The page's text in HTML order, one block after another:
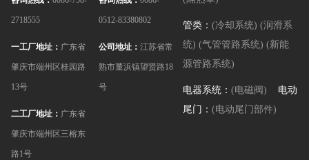
2718555
一工厂地址： 广东省
肇庆市端州区桂园路
13号
二工厂地址： 广东省
肇庆市端州区三榕东
路1号
0512-83380802
公司地址： 江苏省常
熟市董浜镇望贤路18
号
管类： (冷却系统) (润滑系
统) (气管管路系统) (新能
源管路系统)
电器系统： (电磁阀) 电动
尾门： (电动尾门部件)